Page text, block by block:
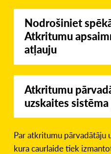
Nodrošiniet
Atkritumu
atļauju
Atkritumu
uzskaites sistēma
Par atkritumu pārvadātāju
kura caurlaide tiek